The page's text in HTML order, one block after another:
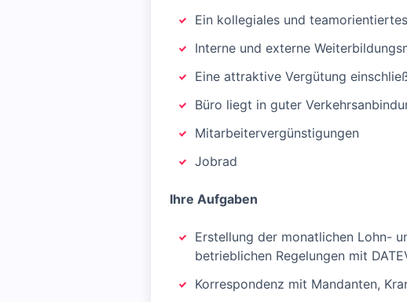
Ein kollegiales und
Interne und externe
Eine attraktive Vergütung
Büro liegt in guter
Mitarbeitervergünstigungen
Jobrad
Ihre Aufgaben
Erstellung der monatlichen Lohn-
betrieblichen Regelungen mit
Korrespondenz mit Mandanten,